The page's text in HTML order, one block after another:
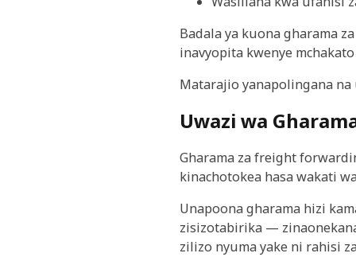
Badala ya kuona gharama
inavyopita kwenye
Matarajio yanapolingana
Uwazi wa
Gharama za freight
kinachotokea hasa wakati
Unapoona gharama hizi
zisizotabirika —
zilizo nyuma yake ni rahisi